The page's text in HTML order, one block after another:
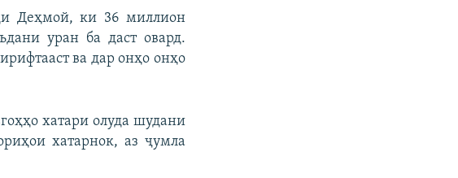
Деҳмой, ки 36 миллион
уран ба даст овард.
ва дар онҳо онҳо
хатари олуда шудани
хатарнок, аз ҷумла